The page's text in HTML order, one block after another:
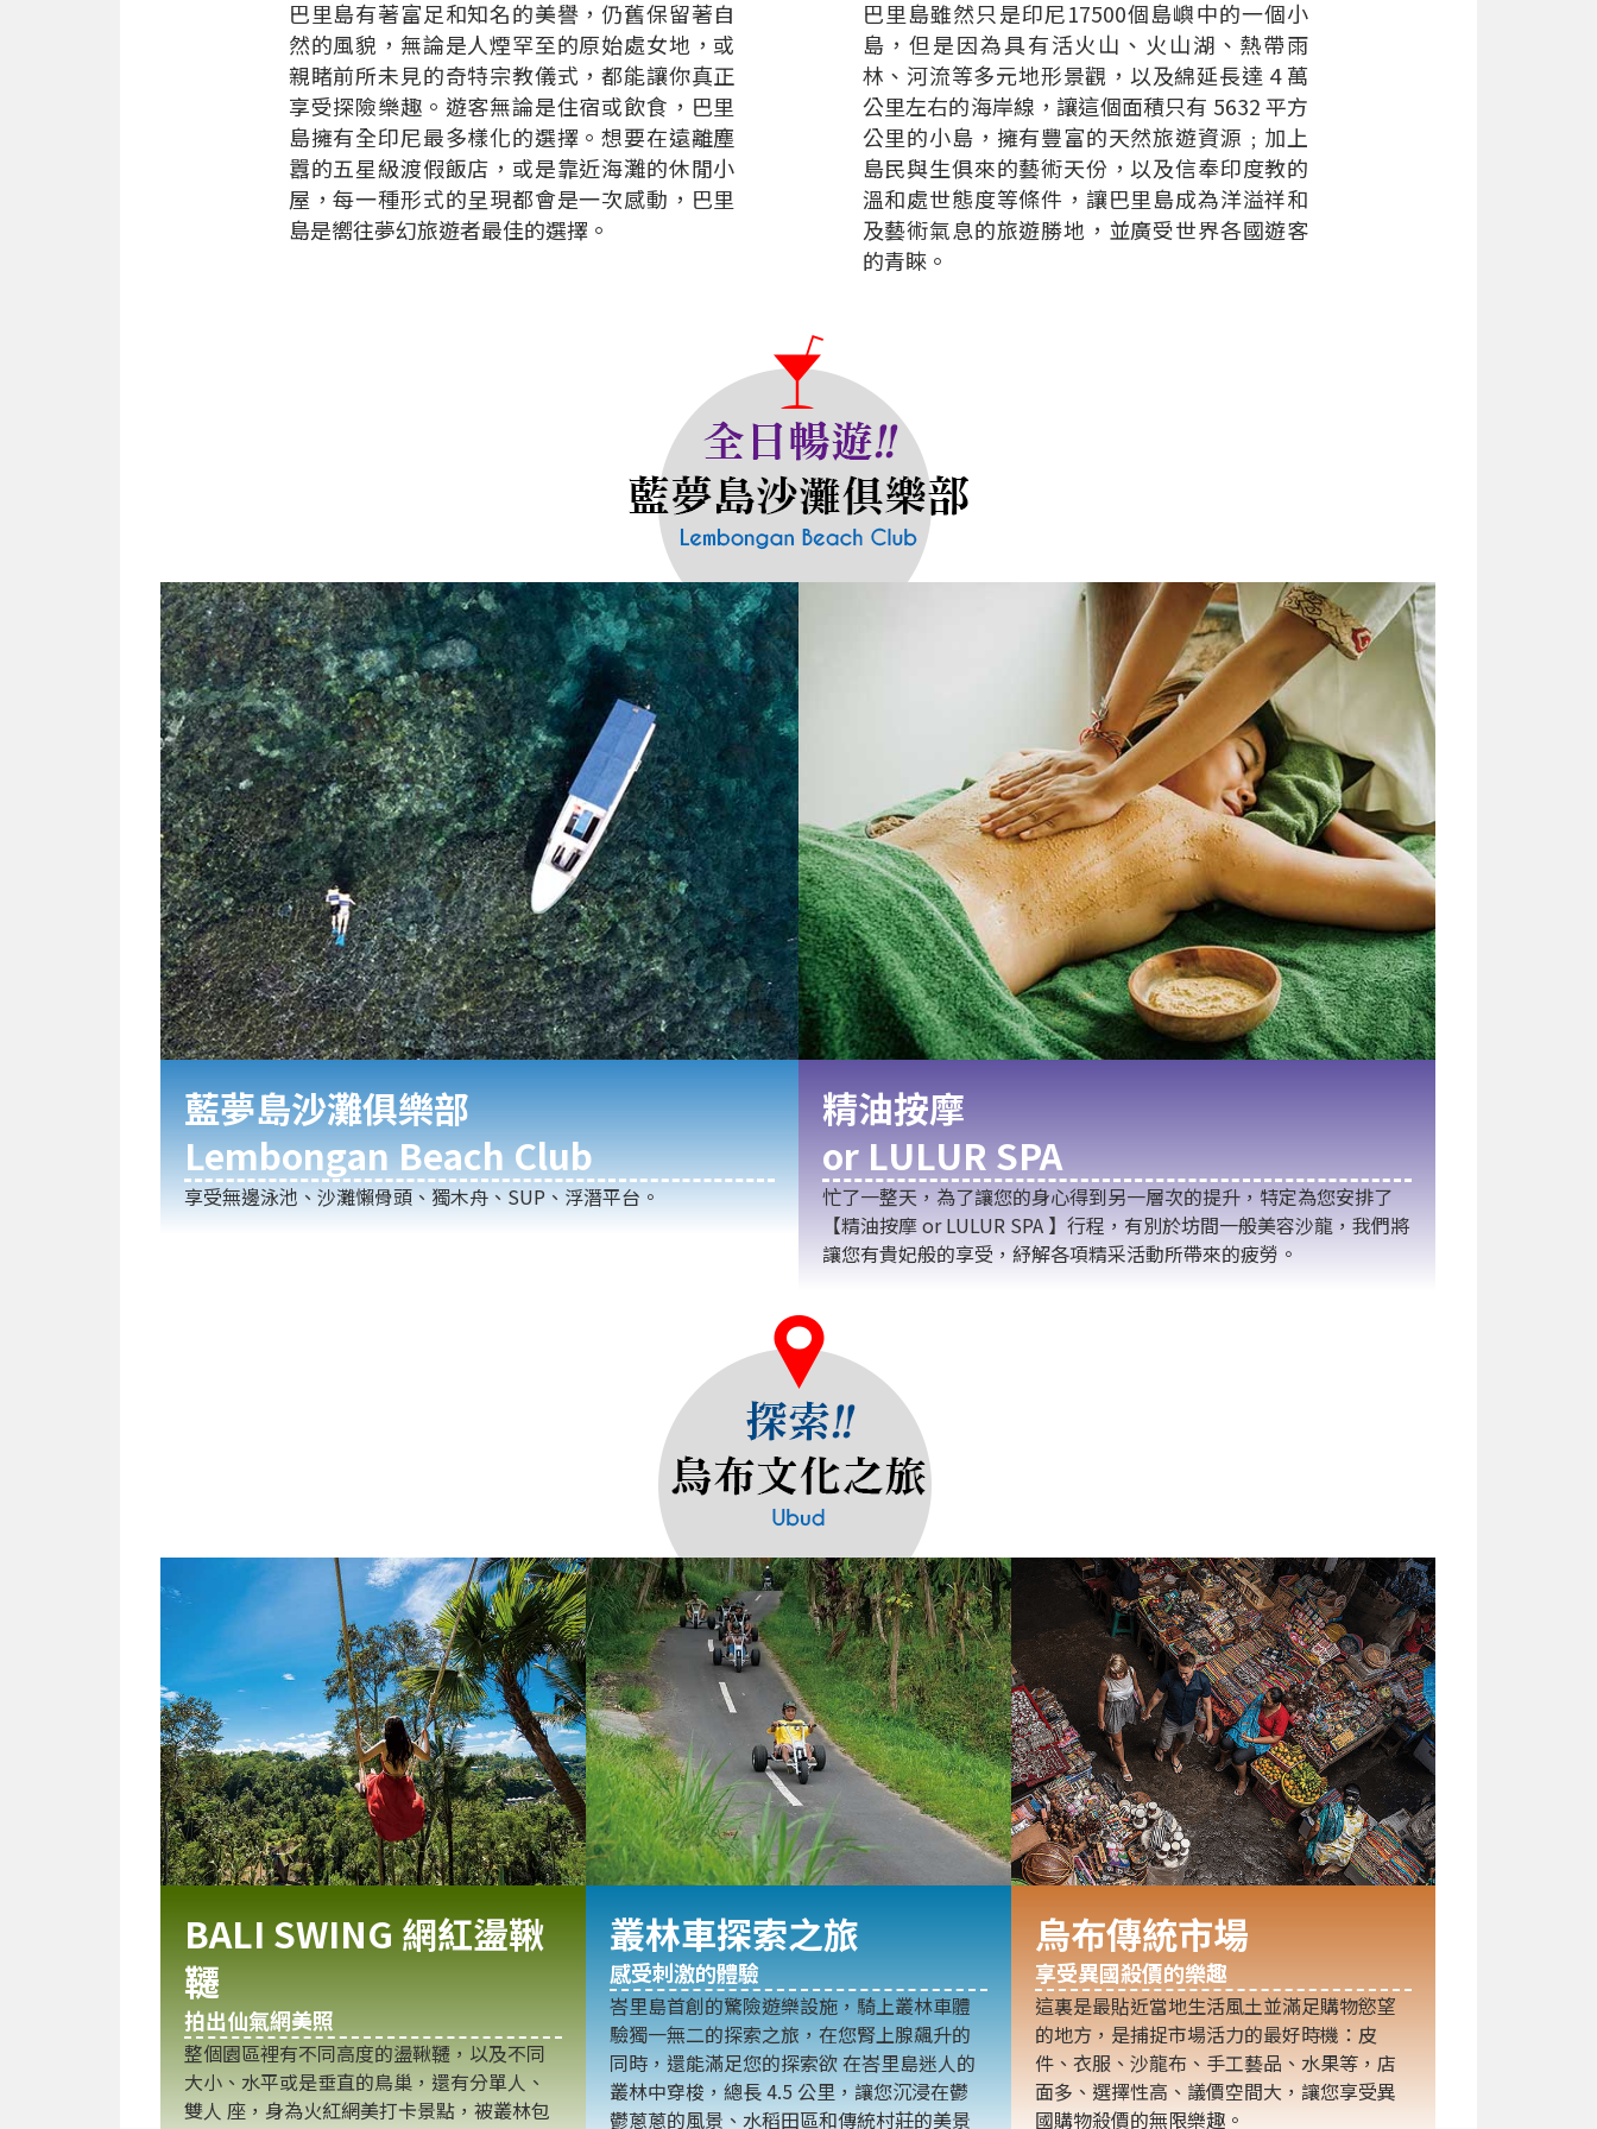
巴里島有著富足和知名的美譽，仍舊保留著自
然的風貌，無論是人煙罕至的原始處女地，或
親睹前所未見的奇特宗教儀式，都能讓你真正
享受探險樂趣。遊客無論是住宿或飲食，巴里
島擁有全印尼最多樣化的選擇。想要在遠離塵
囂的五星級渡假飯店，或是靠近海灘的休閒小
屋，每一種形式的呈現都會是一次感動，巴里
島是嚮往夢幻旅遊者最佳的選擇。
巴里島雖然只是印尼17500個島嶼中的一個小
島，但是因為具有活火山、火山湖、熱帶雨
林、河流等多元地形景觀，以及綿延長達 4 萬
公里左右的海岸線，讓這個面積只有 5632 平方
公里的小島，擁有豐富的天然旅遊資源﹔加上
島民與生俱來的藝術天份，以及信奉印度教的
溫和處世態度等條件，讓巴里島成為洋溢祥和
及藝術氣息的旅遊勝地，並廣受世界各國遊客
的青睞。
藍夢島沙灘俱樂部
Lembongan Beach Club
享受無邊泳池、沙灘懶骨頭、獨木舟、SUP、浮潛平台。
精油按摩
or LULUR SPA
忙了一整天，為了讓您的身心得到另一層次的提升，特定為您安排了
【精油按摩 or LULUR SPA 】行程，有別於坊間一般美容沙龍，我們將
讓您有貴妃般的享受，紓解各項精采活動所帶來的疲勞。
BALI SWING 網紅盪鞦
韆
拍出仙氣網美照
整個園區裡有不同高度的盪鞦韆，以及不同
大小、水平或是垂直的鳥巢，還有分單人、
雙人 座，身為火紅網美打卡景點，被叢林包
叢林車探索之旅
感受刺激的體驗
峇里島首創的驚險遊樂設施，騎上叢林車體
驗獨一無二的探索之旅，在您腎上腺飆升的
同時，還能滿足您的探索欲 在峇里島迷人的
叢林中穿梭，總長 4.5 公里，讓您沉浸在鬱
鬱蔥蔥的風景、水稻田區和傳統村莊的美景
烏布傳統市場
享受異國殺價的樂趣
這裏是最貼近當地生活風土並滿足購物慾望
的地方，是捕捉市場活力的最好時機：皮
件、衣服、沙龍布、手工藝品、水果等，店
面多、選擇性高、議價空間大，讓您享受異
國購物殺價的無限樂趣。